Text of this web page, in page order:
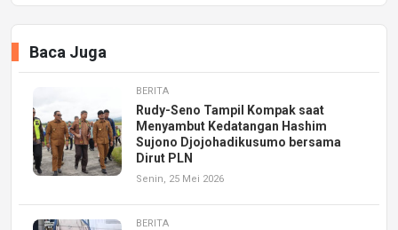
Baca Juga
BERITA
Rudy-Seno Tampil Kompak saat
Menyambut Kedatangan Hashim
Sujono Djojohadikusumo bersama
Dirut PLN
Senin, 25 Mei 2026
BERITA